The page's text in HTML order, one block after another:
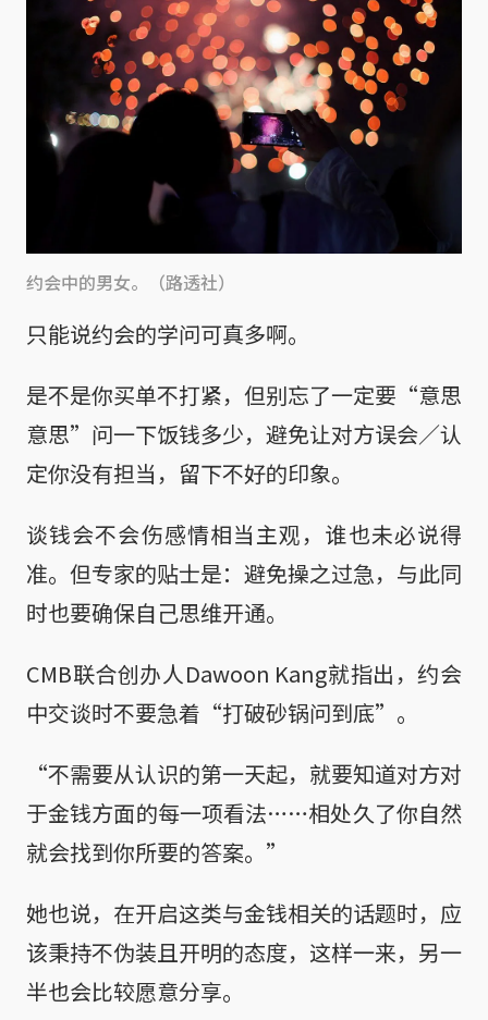
约会中的男女。（路透社）
只能说约会的学问可真多啊。
是不是你买单不打紧，但别忘了一定要“意思
意思”问一下饭钱多少，避免让对方误会／认
定你没有担当，留下不好的印象。
谈钱会不会伤感情相当主观，谁也未必说得
准。但专家的贴士是：避免操之过急，与此同
时也要确保自己思维开通。
CMB联合创办人Dawoon Kang就指出，约会
中交谈时不要急着“打破砂锅问到底”。
“不需要从认识的第一天起，就要知道对方对
于金钱方面的每一项看法……相处久了你自然
就会找到你所要的答案。”
她也说，在开启这类与金钱相关的话题时，应
该秉持不伪装且开明的态度，这样一来，另一
半也会比较愿意分享。